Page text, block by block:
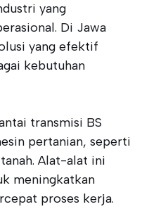
yang
Di Jawa
yang efektif
kebutuhan
transmisi BS
pertanian, seperti
Alat-alat ini
meningkatkan
proses kerja.